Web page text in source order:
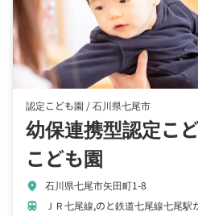
認定こども園 /石川県七尾市
幼保連携型認定こ
こども園
location_on 石川県七尾市矢田町1-8
train ＪＲ七尾線,のと鉄道七尾線七尾駅